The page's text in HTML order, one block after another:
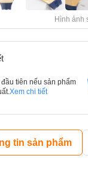
Hình ảnh
tiên nếu sản phẩm
Xem chi tiết
tin sản phẩm